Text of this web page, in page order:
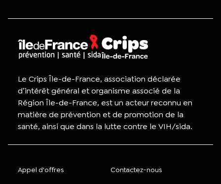
Le Crips Île-de-France, association déclarée
d’intérêt général et organisme associé de la
Région Île-de-France, est un acteur reconnu en
matière de prévention et de promotion de la
santé, ainsi que dans la lutte contre le VIH/sida.
Appel d'offres Contactez-nous